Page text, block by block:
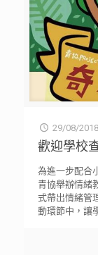
29/08/2018
歡迎學校
為進一步配合
青協舉辦情緒
式帶出情緒管
動環節中，讓